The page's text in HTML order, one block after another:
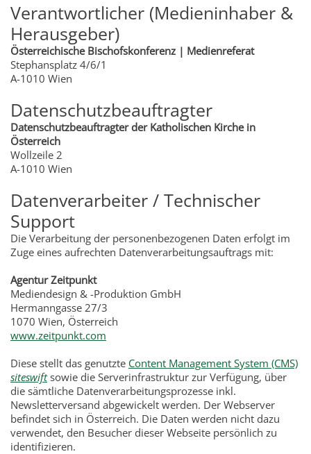
Verantwortlicher (Medieninhaber &
Herausgeber)
Österreichische Bischofskonferenz | Medienreferat
Stephansplatz 4/6/1
A-1010 Wien
Datenschutzbeauftragter
Datenschutzbeauftragter der Katholischen Kirche in
Österreich
Wollzeile 2
A-1010 Wien
Datenverarbeiter / Technischer
Support
Die Verarbeitung der personenbezogenen Daten erfolgt im
Zuge eines aufrechten Datenverarbeitungsauftrags mit:
Agentur Zeitpunkt
Mediendesign & -Produktion GmbH
Hermanngasse 27/3
1070 Wien, Österreich
www.zeitpunkt.com
Diese stellt das genutzte Content Management System (CMS)
siteswiftsowie die Serverinfrastruktur zur Verfügung, über
die sämtliche Datenverarbeitungsprozesse inkl.
Newsletterversand abgewickelt werden. Der Webserver
befindet sich in Österreich. Die Daten werden nicht dazu
verwendet, den Besucher dieser Webseite persönlich zu
identifizieren.